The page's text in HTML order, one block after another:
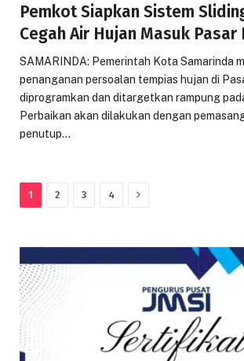
Pemkot Siapkan Sistem
Cegah Air Hujan Masuk Pasar
SAMARINDA: Pemerintah Kota Samarinda
penanganan persoalan tempias hujan di
diprogramkan dan ditargetkan rampung
Perbaikan akan dilakukan dengan
penutup…
1 2 3 4 Next